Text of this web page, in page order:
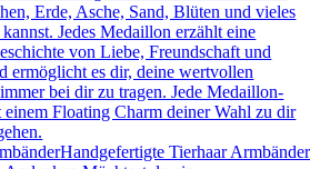
Erde, Asche, Sand, Blüten und vieles
Jedes Medaillon erzählt eine
von Liebe, Freundschaft und
ermöglicht es dir, deine wertvollen
bei dir zu tragen. Jede Medaillon-
Floating Charm deiner Wahl zu dir
Handgefertigte Tierhaar Armbänder